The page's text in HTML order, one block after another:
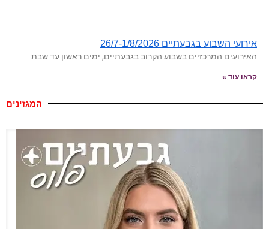
אירועי השבוע בגבעתיים 26/7-1/8/2026
האירועים המרכזיים בשבוע הקרוב בגבעתיים, ימים ראשון עד שבת
קראו עוד »
המגזינים